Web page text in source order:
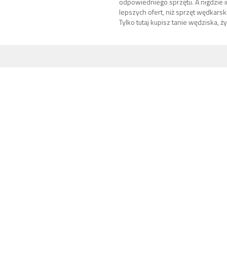
lepszych ofert, niż sprzęt
Tylko tutaj kupisz tanie wędziska,